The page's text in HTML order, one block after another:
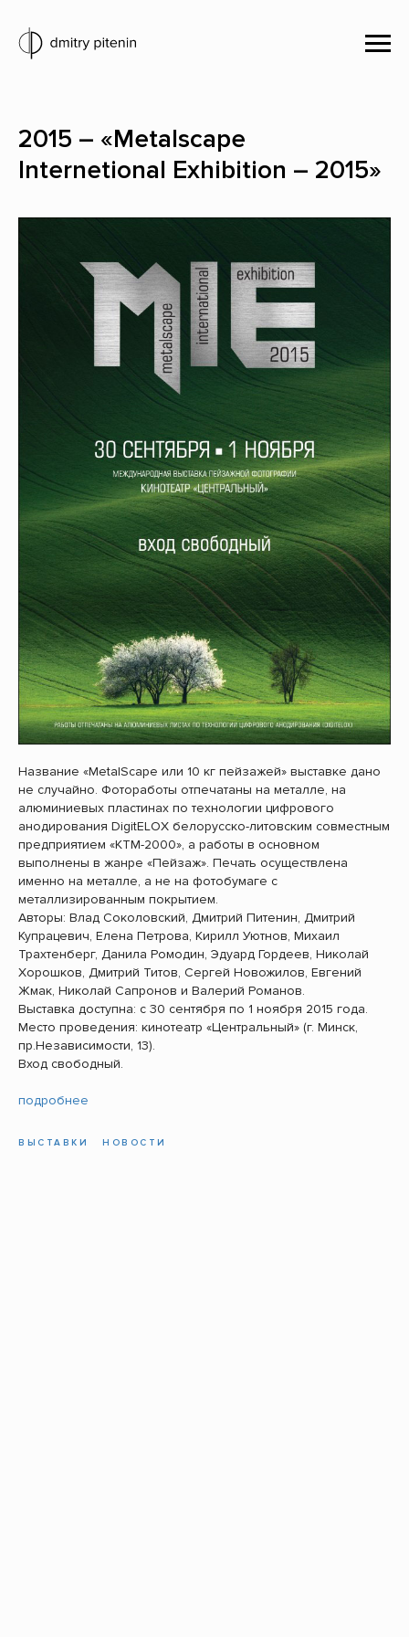
2015 – «Metalscape
Internetional Exhibition – 2015»
Название «MetalScape или 10 кг пейзажей» выставке дано
не случайно. Фотоработы отпечатаны на металле, на
алюминиевых пластинах по технологии цифрового
анодирования DigitELOX белорусско-литовским совместным
предприятием «КТМ-2000», а работы в основном
выполнены в жанре «Пейзаж». Печать осуществлена
именно на металле, а не на фотобумаге с
металлизированным покрытием.
Авторы: Влад Соколовский, Дмитрий Питенин, Дмитрий
Купрацевич, Елена Петрова, Кирилл Уютнов, Михаил
Трахтенберг, Данила Ромодин, Эдуард Гордеев, Николай
Хорошков, Дмитрий Титов, Сергей Новожилов, Евгений
Жмак, Николай Сапронов и Валерий Романов.
Выставка доступна: с 30 сентября по 1 ноября 2015 года.
Место проведения: кинотеатр «Центральный» (г. Минск,
пр.Независимости, 13).
Вход свободный.
подробнее
ВЫСТАВКИ НОВОСТИ